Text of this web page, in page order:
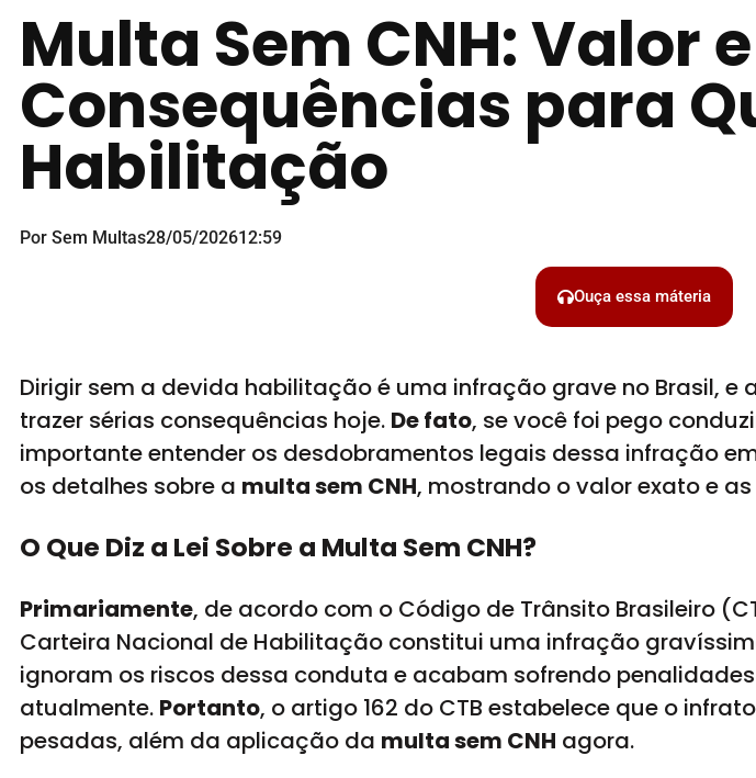
Multa Sem CNH: Valor e
Consequências para
Habilitação
Por Sem Multas28/05/202612:59
Ouça essa máteria
Dirigir sem a devida habilitação é uma infração grave no Brasil, e
trazer sérias consequências hoje. De fato, se você foi pego
importante entender os desdobramentos legais dessa infração
os detalhes sobre a multa sem CNH, mostrando o valor exato e
O Que Diz a Lei Sobre a Multa Sem CNH?
Primariamente, de acordo com o Código de Trânsito Brasileiro
Carteira Nacional de Habilitação constitui uma infração
ignoram os riscos dessa conduta e acabam sofrendo
atualmente. Portanto, o artigo 162 do CTB estabelece que o
pesadas, além da aplicação da multa sem CNH agora.